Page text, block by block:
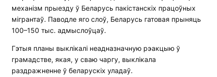
механізм прыезду ў Беларусь пакістанскіх працоўных
мігрантаў. Паводле яго слоў, Беларусь гатовая прыняць
100–150 тыс. адмыслоўцаў.
Гэтыя планы выклікалі неадназначную рэакцыю ў
грамадстве, якая, у сваю чаргу, выклікала
раздражненне ў беларускіх уладаў.